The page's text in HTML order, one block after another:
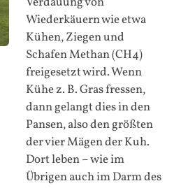
Wiederkäuern wie etwa
Kühen, Ziegen und
Schafen Methan (CH4)
freigesetzt wird. Wenn
Kühe z. B. Gras fressen,
dann gelangt dies in den
Pansen, also den größten
der vier Mägen der Kuh.
Dort leben – wie im
Übrigen auch im Darm des